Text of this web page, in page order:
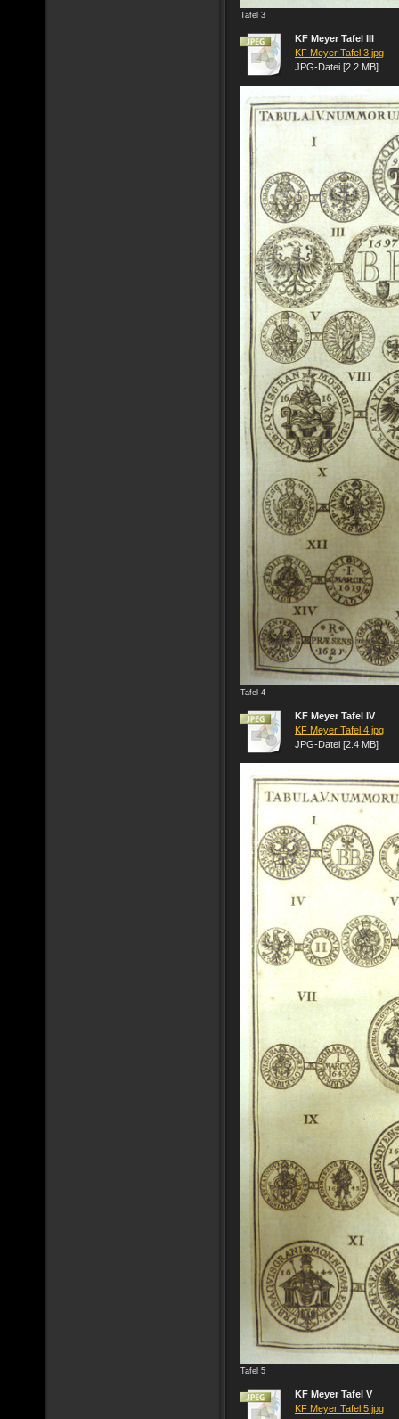
Tafel 3
KF Meyer Tafel III
KF Meyer Tafel 3.jpg
JPG-Datei [2.2 MB]
Tafel 4
KF Meyer Tafel IV
KF Meyer Tafel 4.jpg
JPG-Datei [2.4 MB]
Tafel 5
KF Meyer Tafel V
KF Meyer Tafel 5.jpg